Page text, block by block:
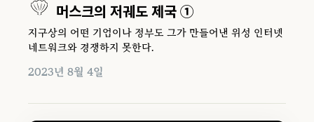
머스크의 저궤도 제국 ①
지구상의 어떤 기업이나 정부도 그가 만들어낸 위성 인터넷
네트워크와 경쟁하지 못한다.
2023년 8월 4일